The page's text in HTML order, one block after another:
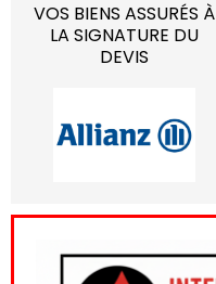
VOS BIENS ASSURÉS À
LA SIGNATURE DU
DEVIS